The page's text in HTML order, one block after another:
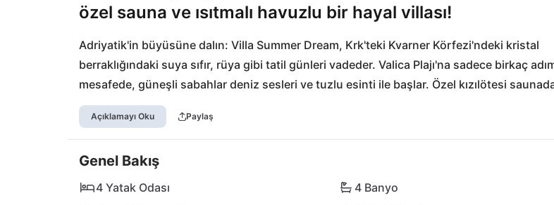
özel sauna ve ısıtmalı havuzlu bir hayal villası!
Adriyatik'in büyüsüne dalın: Villa Summer Dream, Krk'teki Kvarner Körfezi'ndeki kristal
berraklığındaki suya sıfır, rüya gibi tatil günleri vadeder. Valica Plajı'na sadece birkaç
mesafede, güneşli sabahlar deniz sesleri ve tuzlu esinti ile başlar. Özel kızılötesi
dışarıdaki sıcacık jaccuzide yıldızlar altında rahatlama bulabilirsiniz. Isıtmalı dış havuz her
mevsim serinleme imkanı sunar ve turkuaz mavi deniz manzarasıyla keyifli anlar
geçirebilirsiniz. Yakındaki Primorska Koliba restoranında yerel lezzetleri tadabilir veya
şehrini keşfedebilirsiniz - burada Hırvat yaşam tarzını tam anlamıyla deneyimlersiniz.
Unutulmaz anlar için Hırvatistan'ın büyüleyici kıyısında Villa Summer Dream'e
Açıklamayı Oku Paylaş
Genel Bakış
4 Yatak Odası
4 Banyo